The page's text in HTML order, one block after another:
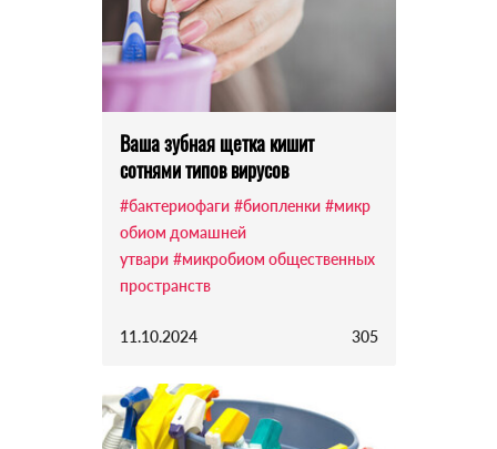
Ваша зубная щетка кишит
сотнями типов вирусов
#бактериофаги #биопленки #микр
обиом домашней
утвари #микробиом общественных
пространств
11.10.2024 305